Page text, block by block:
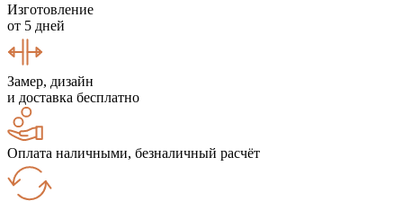
Изготовление
от 5 дней
Замер, дизайн
и доставка бесплатно
Оплата наличными, безналичный расчёт